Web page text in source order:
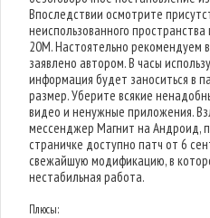
Впоследствии осмотрите
неиспользованного
20M. Настоятельно рекомендуем
заявлено автором. В часы
информация будет заноситься в
размер. Уберите всякие
видео и ненужные приложения.
мессенджер Магнит на Андроид,
страничке доступно патч от 6
свежайшую модификацию, в
нестабильная работа.
Плюсы: